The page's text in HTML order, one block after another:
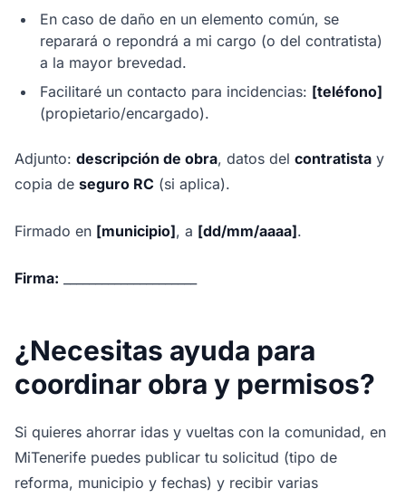
En caso de daño en un elemento común, se
reparará o repondrá a mi cargo (o del contratista)
a la mayor brevedad.
Facilitaré un contacto para incidencias: [teléfono]
(propietario/encargado).
Adjunto: descripción de obra, datos del contratista y
copia de seguro RC (si aplica).
Firmado en [municipio], a [dd/mm/aaaa].
Firma:
¿Necesitas ayuda para
coordinar obra y permisos?
Si quieres ahorrar idas y vueltas con la comunidad, en
MiTenerife puedes publicar tu solicitud (tipo de
reforma, municipio y fechas) y recibir varias